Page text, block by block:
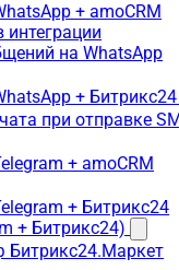
+ amoCRM
интеграции
на WhatsApp
+ Битрикс24
при отправке
+ amoCRM
+ Битрикс24
+ Битрикс24)
Битрикс24.Маркет